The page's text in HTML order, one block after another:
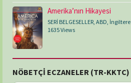
Amerika’nın Hikayesi
SERİ BELGESELLER, ABD, İngiltere
1635 Views
NÖBETÇİ ECZANELER (TR-KKTC)